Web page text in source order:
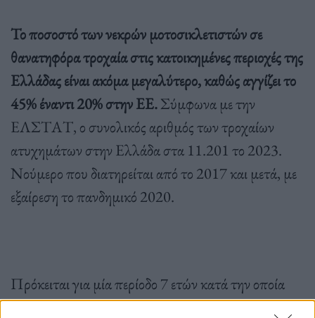
Το ποσοστό των νεκρών μοτοσικλετιστών σε
θανατηφόρα τροχαία στις κατοικημένες περιοχές της
Ελλάδας είναι ακόμα μεγαλύτερο, καθώς αγγίζει το
45% έναντι 20% στην ΕΕ.Σύμφωνα με την
ΕΛΣΤΑΤ, ο συνολικός αριθμός των τροχαίων
ατυχημάτων στην Ελλάδα στα 11.201 το 2023.
Νούμερο που διατηρείται από το 2017 και μετά, με
εξαίρεση το πανδημικό 2020.
Πρόκειται για μία περίοδο 7 ετών κατά την οποία
-όπως δείχνουν τουλάχιστον οι αριθμοί- δεν φαίνεται